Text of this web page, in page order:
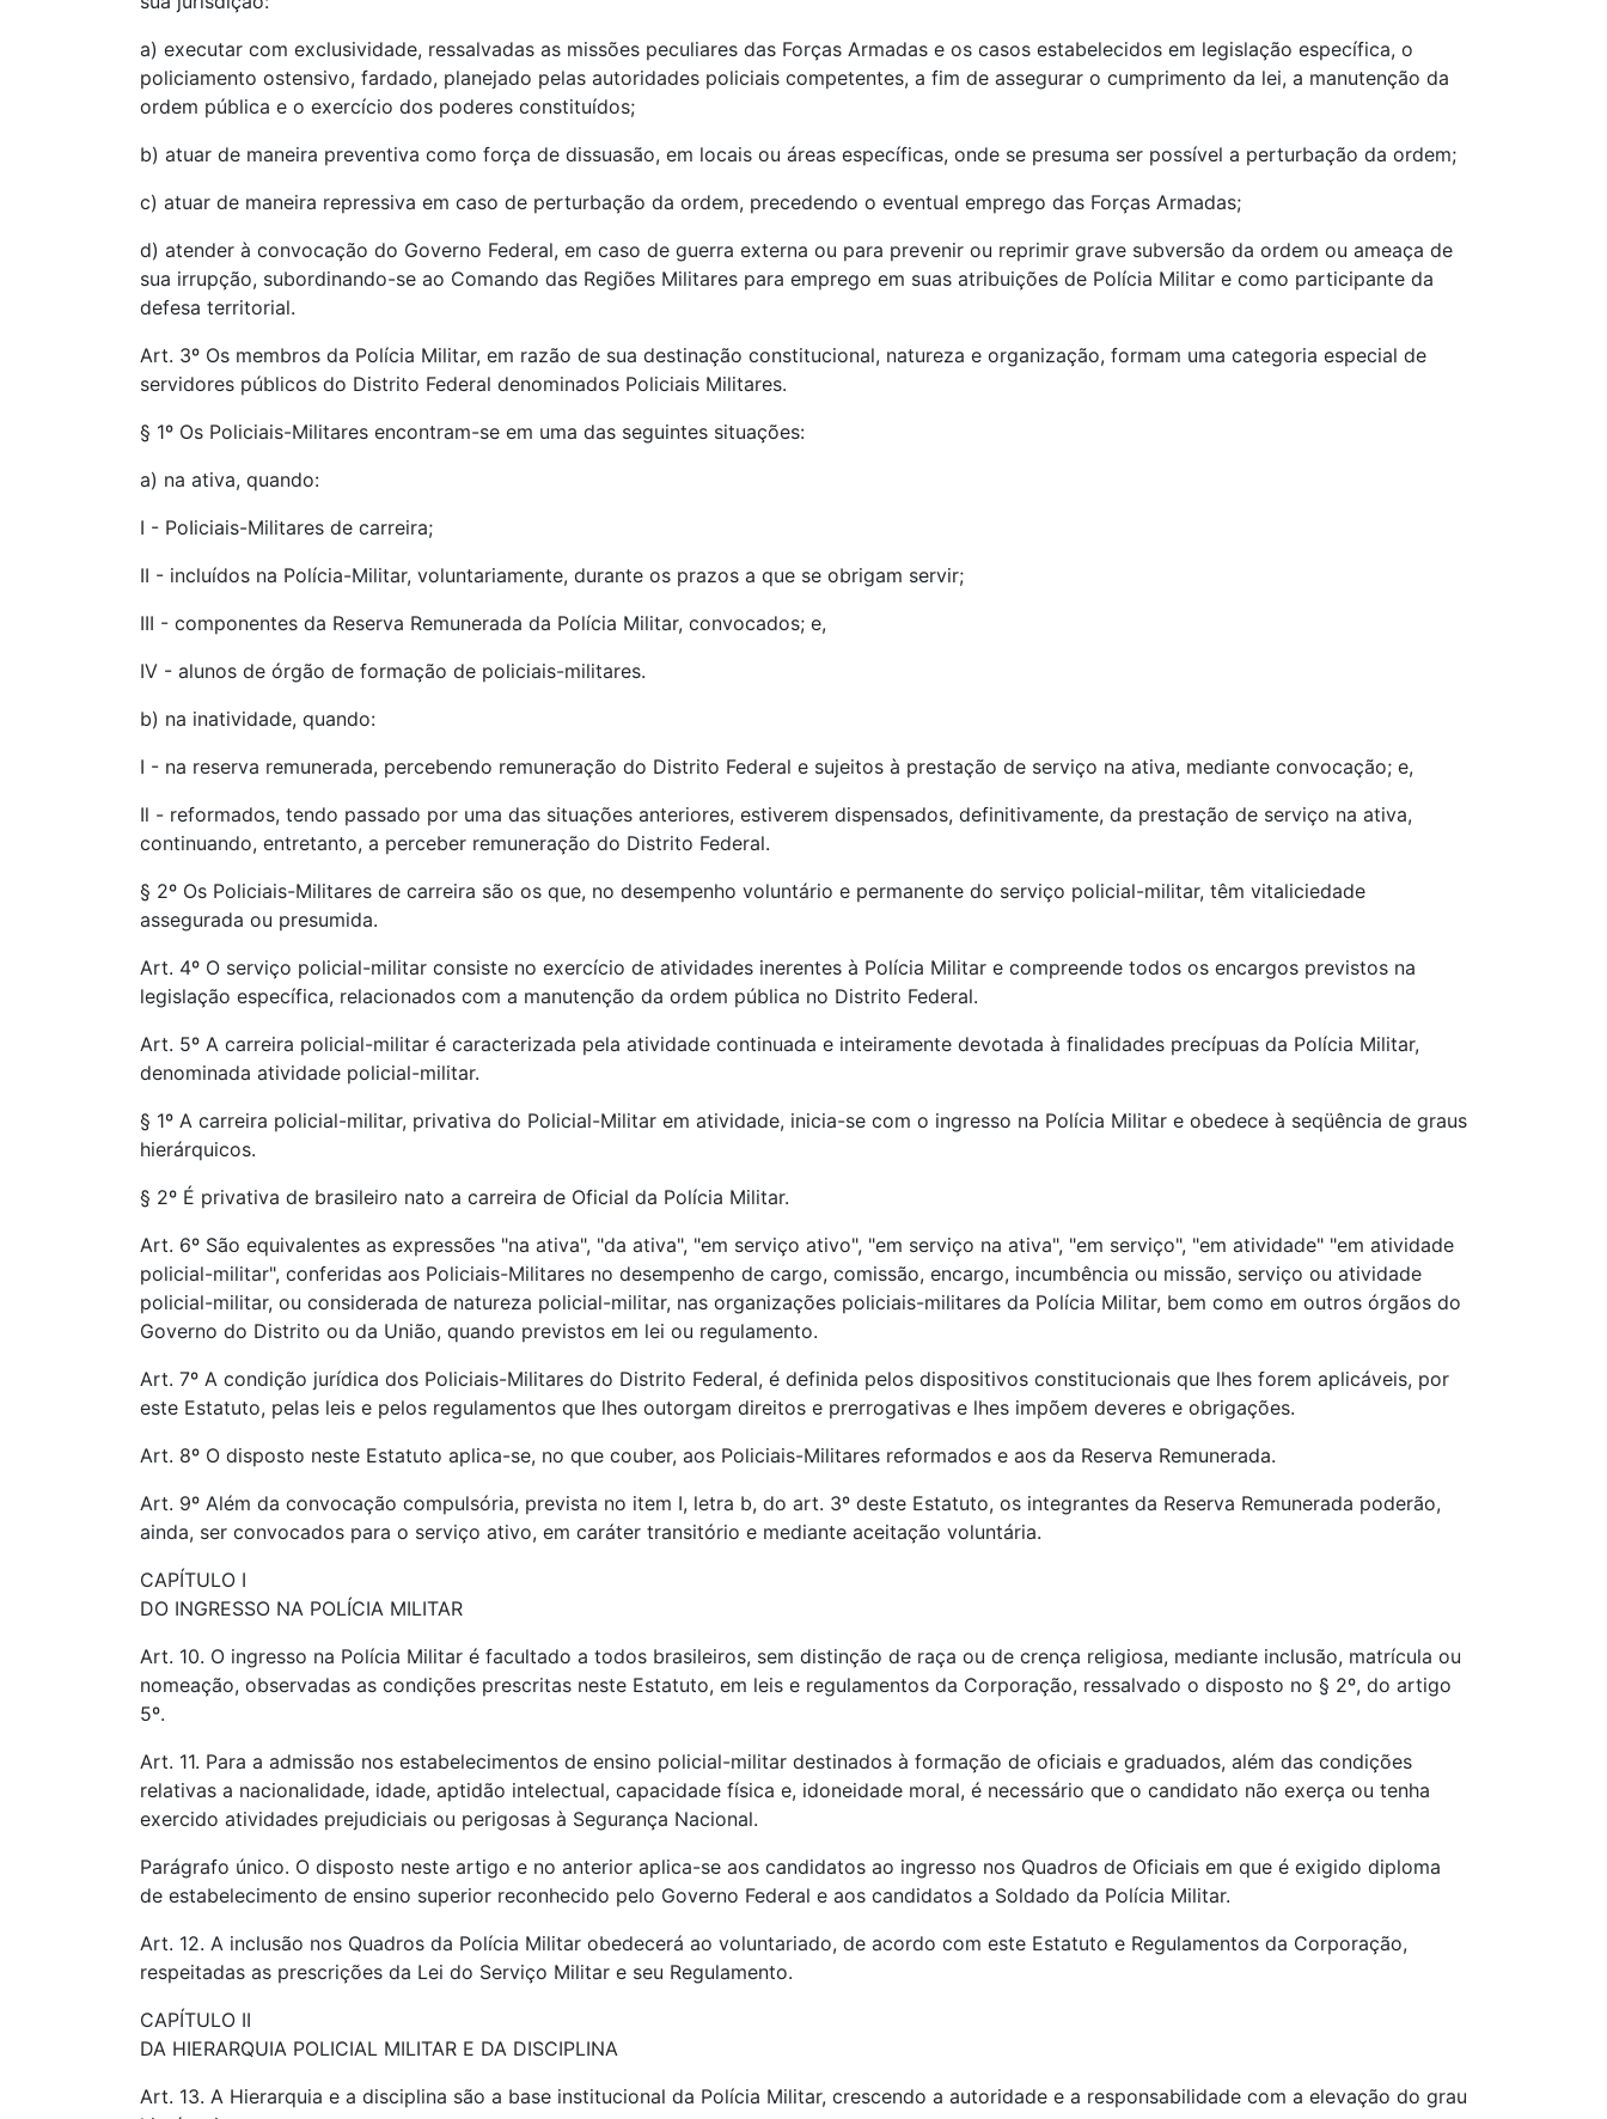
a) executar com exclusividade, ressalvadas as missões peculiares das Forças Armadas e os casos estabelecidos em legislação específica, o
policiamento ostensivo, fardado, planejado pelas autoridades policiais competentes, a fim de assegurar o cumprimento da lei, a manutenção da
ordem pública e o exercício dos poderes constituídos;
b) atuar de maneira preventiva como força de dissuasão, em locais ou áreas específicas, onde se presuma ser possível a perturbação da ordem;
c) atuar de maneira repressiva em caso de perturbação da ordem, precedendo o eventual emprego das Forças Armadas;
d) atender à convocação do Governo Federal, em caso de guerra externa ou para prevenir ou reprimir grave subversão da ordem ou ameaça de
sua irrupção, subordinando-se ao Comando das Regiões Militares para emprego em suas atribuições de Polícia Militar e como participante da
defesa territorial.
Art. 3º Os membros da Polícia Militar, em razão de sua destinação constitucional, natureza e organização, formam uma categoria especial de
servidores públicos do Distrito Federal denominados Policiais Militares.
§ 1º Os Policiais-Militares encontram-se em uma das seguintes situações:
a) na ativa, quando:
I - PoIiciais-Militares de carreira;
II - incluídos na Polícia-Militar, voluntariamente, durante os prazos a que se obrigam servir;
III - componentes da Reserva Remunerada da Polícia Militar, convocados; e,
IV - alunos de órgão de formação de policiais-militares.
b) na inatividade, quando:
I - na reserva remunerada, percebendo remuneração do Distrito Federal e sujeitos à prestação de serviço na ativa, mediante convocação; e,
Il - reformados, tendo passado por uma das situações anteriores, estiverem dispensados, definitivamente, da prestação de serviço na ativa,
continuando, entretanto, a perceber remuneração do Distrito Federal.
§ 2º Os Policiais-Militares de carreira são os que, no desempenho voluntário e permanente do serviço policial-militar, têm vitaliciedade
assegurada ou presumida.
Art. 4º O serviço policial-militar consiste no exercício de atividades inerentes à Polícia Militar e compreende todos os encargos previstos na
legislação específica, relacionados com a manutenção da ordem pública no Distrito Federal.
Art. 5º A carreira policial-militar é caracterizada pela atividade continuada e inteiramente devotada à finalidades precípuas da Polícia Militar,
denominada atividade policial-militar.
§ 1º A carreira policial-militar, privativa do Policial-Militar em atividade, inicia-se com o ingresso na Polícia Militar e obedece à seqüência de graus
hierárquicos.
§ 2º É privativa de brasileiro nato a carreira de Oficial da Polícia Militar.
Art. 6º São equivalentes as expressões "na ativa", "da ativa", "em serviço ativo", "em serviço na ativa", "em serviço", "em atividade" "em atividade
policial-militar", conferidas aos Policiais-Militares no desempenho de cargo, comissão, encargo, incumbência ou missão, serviço ou atividade
policial-militar, ou considerada de natureza policial-militar, nas organizações policiais-militares da Polícia Militar, bem como em outros órgãos do
Governo do Distrito ou da União, quando previstos em lei ou regulamento.
Art. 7º A condição jurídica dos Policiais-Militares do Distrito Federal, é definida pelos dispositivos constitucionais que lhes forem aplicáveis, por
este Estatuto, pelas leis e pelos regulamentos que lhes outorgam direitos e prerrogativas e lhes impõem deveres e obrigações.
Art. 8º O disposto neste Estatuto aplica-se, no que couber, aos Policiais-Militares reformados e aos da Reserva Remunerada.
Art. 9º Além da convocação compulsória, prevista no item I, letra b, do art. 3º deste Estatuto, os integrantes da Reserva Remunerada poderão,
ainda, ser convocados para o serviço ativo, em caráter transitório e mediante aceitação voluntária.
CAPÍTULO I
DO INGRESSO NA POLÍCIA MILITAR
Art. 10. O ingresso na Polícia Militar é facultado a todos brasileiros, sem distinção de raça ou de crença religiosa, mediante inclusão, matrícula ou
nomeação, observadas as condições prescritas neste Estatuto, em leis e regulamentos da Corporação, ressalvado o disposto no § 2º, do artigo
5º.
Art. 11. Para a admissão nos estabelecimentos de ensino policial-militar destinados à formação de oficiais e graduados, além das condições
relativas a nacionalidade, idade, aptidão intelectual, capacidade física e, idoneidade moral, é necessário que o candidato não exerça ou tenha
exercido atividades prejudiciais ou perigosas à Segurança Nacional.
Parágrafo único. O disposto neste artigo e no anterior aplica-se aos candidatos ao ingresso nos Quadros de Oficiais em que é exigido diploma
de estabelecimento de ensino superior reconhecido pelo Governo Federal e aos candidatos a Soldado da Polícia Militar.
Art. 12. A inclusão nos Quadros da Polícia Militar obedecerá ao voluntariado, de acordo com este Estatuto e Regulamentos da Corporação,
respeitadas as prescrições da Lei do Serviço Militar e seu Regulamento.
CAPÍTULO II
DA HIERARQUIA POLICIAL MILITAR E DA DISCIPLINA
Art. 13. A Hierarquia e a disciplina são a base institucional da Polícia Militar, crescendo a autoridade e a responsabilidade com a elevação do grau